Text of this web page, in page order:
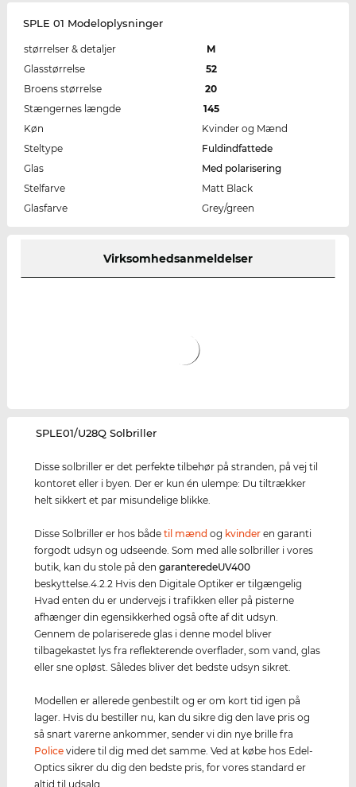
SPLE 01 Modeloplysninger
størrelser & detaljer
M
Glasstørrelse
52
Broens størrelse
20
Stængernes længde
145
Køn
Kvinder og Mænd
Steltype
Fuldindfattede
Glas
Med polarisering
Stelfarve
Matt Black
Glasfarve
Grey/green
Virksomhedsanmeldelser
‌SPLE01/U28Q Solbriller
Disse solbriller er det perfekte tilbehør på stranden, på vej til
kontoret eller i byen. Der er kun én ulempe: Du tiltrækker
helt sikkert et par misundelige blikke.
Disse Solbriller er hos bådetil mænd og kvinder en garanti
forgodt udsyn og udseende. Som med alle solbriller i vores
butik, kan du stole på dengaranteredeUV400
beskyttelse.4.2.2 Hvis den Digitale Optiker er tilgængelig
Hvad enten du er undervejs i trafikken eller på pisterne
afhænger din egensikkerhed også ofte af dit udsyn.
Gennem de polariserede glas i denne model bliver
tilbagekastet lys fra reflekterende overflader, som vand, glas
eller sne opløst. Således bliver det bedste udsyn sikret.
Modellen er allerede genbestilt og er om kort tid igen på
lager. Hvis du bestiller nu, kan du sikre dig den lave pris og
så snart varerne ankommer, sender vi din nye brille fra
Police videre til dig med det samme. Ved at købe hos Edel-
Optics sikrer du dig den bedste pris, for vores standard er
altid til udsalg.